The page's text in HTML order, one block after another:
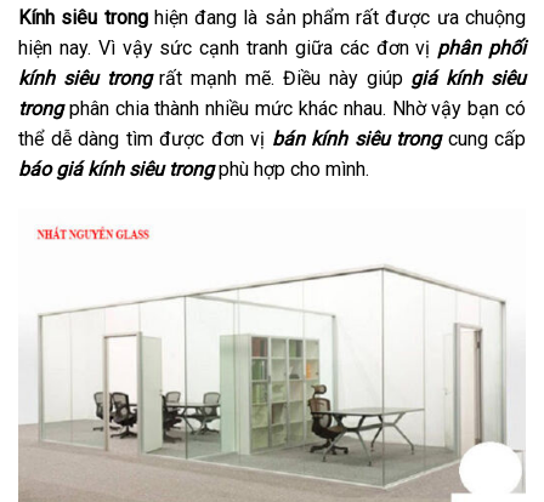
Kính siêu tronghiện đang là sản phẩm rất được ưa chuộng
hiện nay. Vì vậy sức cạnh tranh giữa các đơn vị phân phối
kính siêu trongrất mạnh mẽ. Điều này giúp giá kính siêu
trongphân chia thành nhiều mức khác nhau. Nhờ vậy bạn có
thể dễ dàng tìm được đơn vị bán kính siêu trongcung cấp
báo giá kính siêu trongphù hợp cho mình.